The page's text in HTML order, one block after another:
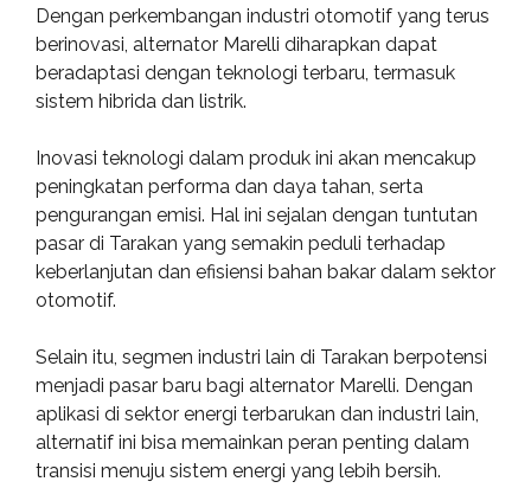
Dengan perkembangan industri otomotif yang terus
berinovasi, alternator Marelli diharapkan dapat
beradaptasi dengan teknologi terbaru, termasuk
sistem hibrida dan listrik.
Inovasi teknologi dalam produk ini akan mencakup
peningkatan performa dan daya tahan, serta
pengurangan emisi. Hal ini sejalan dengan tuntutan
pasar di Tarakan yang semakin peduli terhadap
keberlanjutan dan efisiensi bahan bakar dalam sektor
otomotif.
Selain itu, segmen industri lain di Tarakan berpotensi
menjadi pasar baru bagi alternator Marelli. Dengan
aplikasi di sektor energi terbarukan dan industri lain,
alternatif ini bisa memainkan peran penting dalam
transisi menuju sistem energi yang lebih bersih.